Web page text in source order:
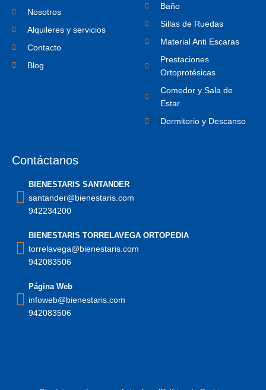
m
Nosotros
Alquileres y servicios
Contacto
Blog
Baño
Sillas de Ruedas
Material Anti Escaras
Prestaciones
Ortoprotésicas
Comedor y Sala de
Estar
Dormitorio y Descanso
Contáctanos
BIENESTARIS SANTANDER
santander@bienestaris.com
942234200
BIENESTARIS TORRELAVEGA ORTOPEDIA
torrelavega@bienestaris.com
942083506
Página Web
infoweb@bienestaris.com
942083506